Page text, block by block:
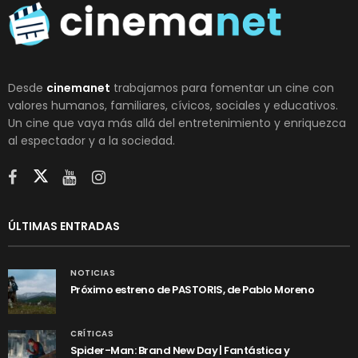
Desde cinemanet trabajamos para fomentar un cine con
valores humanos, familiares, cívicos, sociales y educativos.
Un cine que vaya más allá del entretenimiento y enriquezca
al espectador y a la sociedad.
ÚLTIMAS ENTRADAS
NOTICIAS
Próximo estreno de PASTORIS, de Pablo Moreno
CRÍTICAS
Spider-Man: Brand New Day | Fantástica y